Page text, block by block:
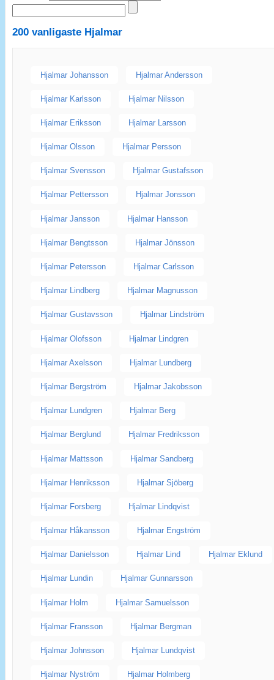
200 vanligaste Hjalmar
Hjalmar Johansson Hjalmar Andersson
Hjalmar Karlsson Hjalmar Nilsson
Hjalmar Eriksson Hjalmar Larsson
Hjalmar Olsson Hjalmar Persson
Hjalmar Svensson Hjalmar Gustafsson
Hjalmar Pettersson Hjalmar Jonsson
Hjalmar Jansson Hjalmar Hansson
Hjalmar Bengtsson Hjalmar Jönsson
Hjalmar Petersson Hjalmar Carlsson
Hjalmar Lindberg Hjalmar Magnusson
Hjalmar Gustavsson Hjalmar Lindström
Hjalmar Olofsson Hjalmar Lindgren
Hjalmar Axelsson Hjalmar Lundberg
Hjalmar Bergström Hjalmar Jakobsson
Hjalmar Lundgren Hjalmar Berg
Hjalmar Berglund Hjalmar Fredriksson
Hjalmar Mattsson Hjalmar Sandberg
Hjalmar Henriksson Hjalmar Sjöberg
Hjalmar Forsberg Hjalmar Lindqvist
Hjalmar Håkansson Hjalmar Engström
Hjalmar Danielsson Hjalmar Lind Hjalmar Eklund
Hjalmar Lundin Hjalmar Gunnarsson
Hjalmar Holm Hjalmar Samuelsson
Hjalmar Fransson Hjalmar Bergman
Hjalmar Johnsson Hjalmar Lundqvist
Hjalmar Nyström Hjalmar Holmberg